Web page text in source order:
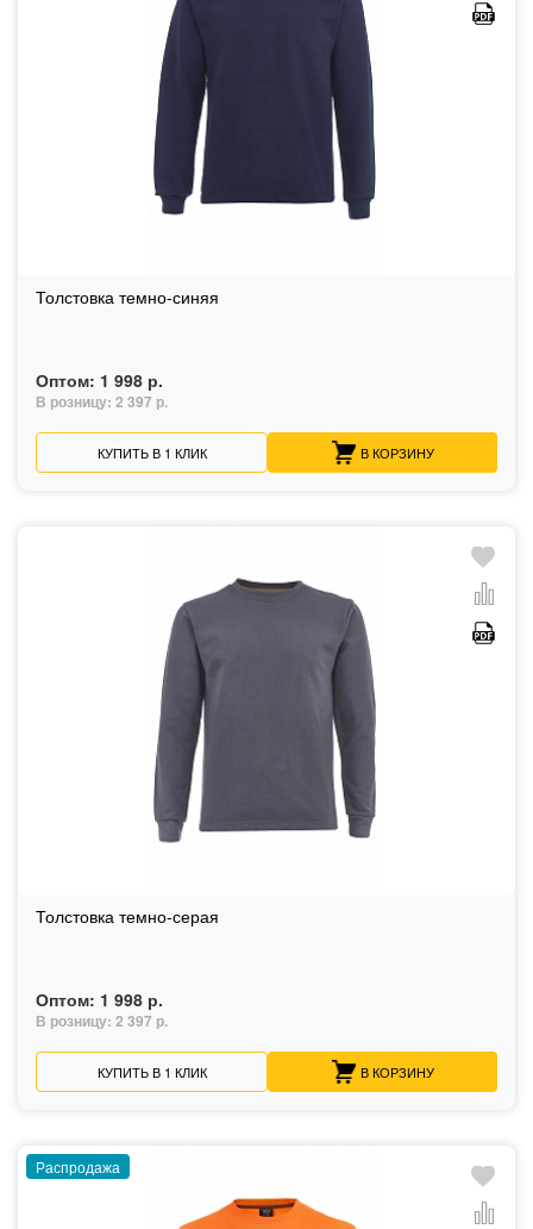
Толстовка темно-синяя
Оптом: 1 998 р.
В розницу: 2 397 р.
КУПИТЬ В 1 КЛИК В КОРЗИНУ
Толстовка темно-серая
Оптом: 1 998 р.
В розницу: 2 397 р.
КУПИТЬ В 1 КЛИК В КОРЗИНУ
Распродажа